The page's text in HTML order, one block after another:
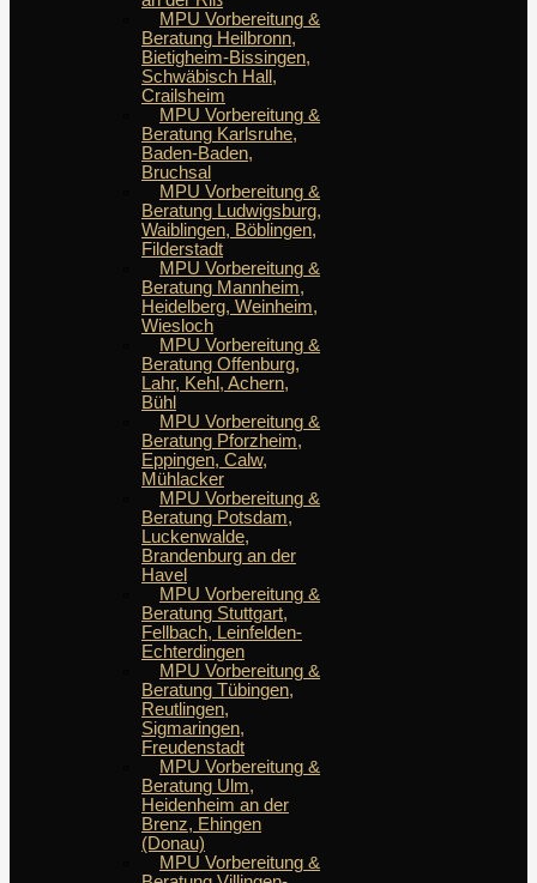
MPU Vorbereitung &
Beratung Heilbronn,
Bietigheim-Bissingen,
Schwäbisch Hall,
Crailsheim
MPU Vorbereitung &
Beratung Karlsruhe,
Baden-Baden,
Bruchsal
MPU Vorbereitung &
Beratung Ludwigsburg,
Waiblingen, Böblingen,
Filderstadt
MPU Vorbereitung &
Beratung Mannheim,
Heidelberg, Weinheim,
Wiesloch
MPU Vorbereitung &
Beratung Offenburg,
Lahr, Kehl, Achern,
Bühl
MPU Vorbereitung &
Beratung Pforzheim,
Eppingen, Calw,
Mühlacker
MPU Vorbereitung &
Beratung Potsdam,
Luckenwalde,
Brandenburg an der
Havel
MPU Vorbereitung &
Beratung Stuttgart,
Fellbach, Leinfelden-
Echterdingen
MPU Vorbereitung &
Beratung Tübingen,
Reutlingen,
Sigmaringen,
Freudenstadt
MPU Vorbereitung &
Beratung Ulm,
Heidenheim an der
Brenz, Ehingen
(Donau)
MPU Vorbereitung &